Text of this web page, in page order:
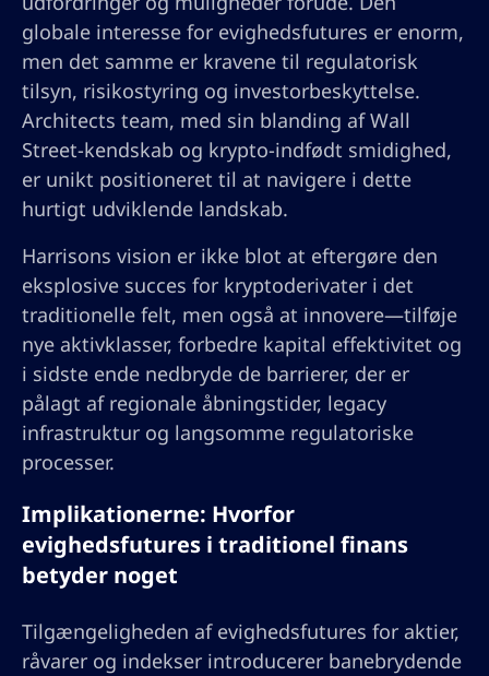
globale interesse for evighedsfutures er enorm,
men det samme er kravene til regulatorisk
tilsyn, risikostyring og investorbeskyttelse.
Architects team, med sin blanding af Wall
Street-kendskab og krypto-indfødt smidighed,
er unikt positioneret til at navigere i dette
hurtigt udviklende landskab.
Harrisons vision er ikke blot at eftergøre den
eksplosive succes for kryptoderivater i det
traditionelle felt, men også at innovere—tilføje
nye aktivklasser, forbedre kapital effektivitet og
i sidste ende nedbryde de barrierer, der er
pålagt af regionale åbningstider, legacy
infrastruktur og langsomme regulatoriske
processer.
Implikationerne: Hvorfor
evighedsfutures i traditionel finans
betyder noget
Tilgængeligheden af evighedsfutures for aktier,
råvarer og indekser introducerer banebrydende